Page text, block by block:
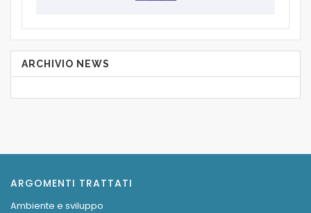
ARCHIVIO NEWS
ARGOMENTI TRATTATI
Ambiente e sviluppo